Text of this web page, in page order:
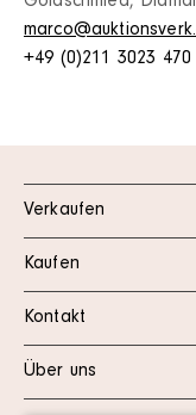
+49 (0)211 3023 470
Verkaufen
Kaufen
Kontakt
Über uns